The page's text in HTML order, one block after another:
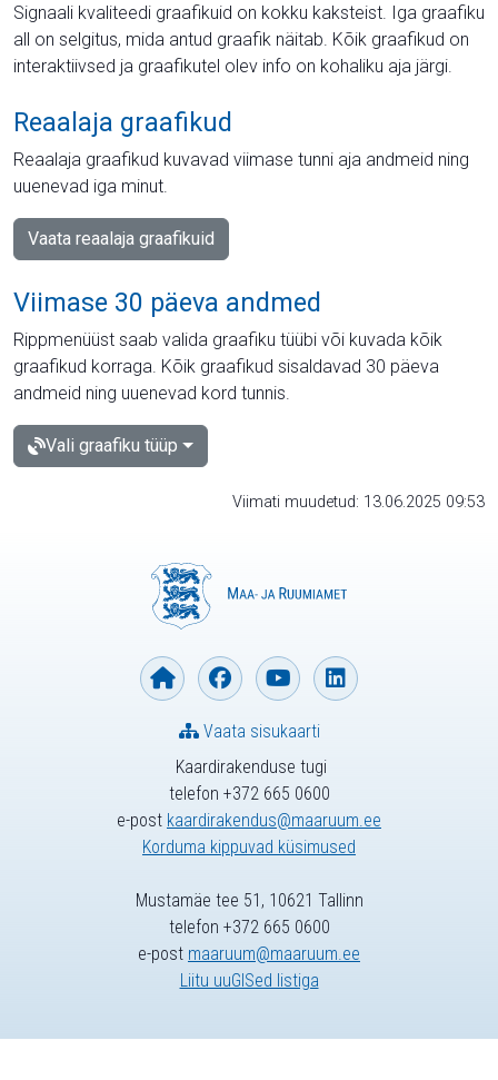
Signaali kvaliteedi graafikuid on kokku kaksteist. Iga graafiku
all on selgitus, mida antud graafik näitab. Kõik graafikud on
interaktiivsed ja graafikutel olev info on kohaliku aja järgi.
Reaalaja graafikud
Reaalaja graafikud kuvavad viimase tunni aja andmeid ning
uuenevad iga minut.
Vaata reaalaja graafikuid
Viimase 30 päeva andmed
Rippmenüüst saab valida graafiku tüübi või kuvada kõik
graafikud korraga. Kõik graafikud sisaldavad 30 päeva
andmeid ning uuenevad kord tunnis.
Vali graafiku tüüp
Viimati muudetud: 13.06.2025 09:53
Kaardirakenduse tugi
telefon +372 665 0600
e-post kaardirakendus@maaruum.ee
Korduma kippuvad küsimused
Vaata sisukaarti
Mustamäe tee 51, 10621 Tallinn
telefon +372 665 0600
e-post maaruum@maaruum.ee
Liitu uuGISed listiga